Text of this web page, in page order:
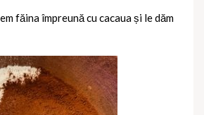
făina împreună cu cacaua și le dăm